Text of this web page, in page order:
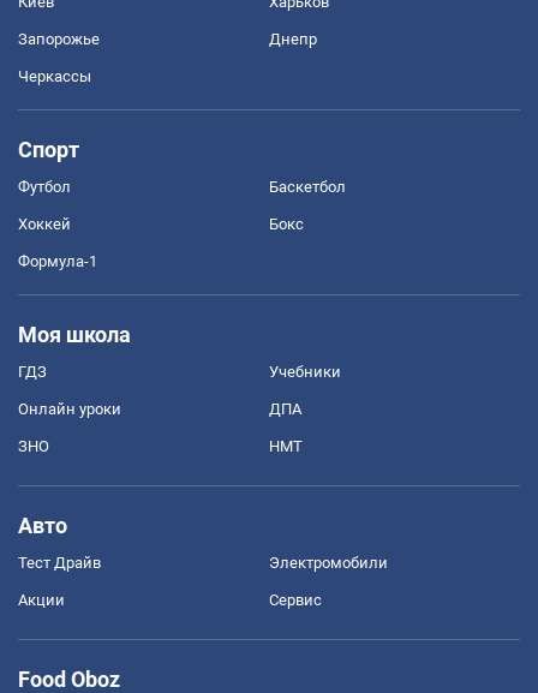
Запорожье Днепр
Черкассы
Спорт
Футбол Баскетбол
Хоккей Бокс
Формула-1
Моя школа
ГДЗ Учебники
Онлайн уроки ДПА
ЗНО НМТ
Авто
Тест Драйв Электромобили
Акции Сервис
Food Oboz